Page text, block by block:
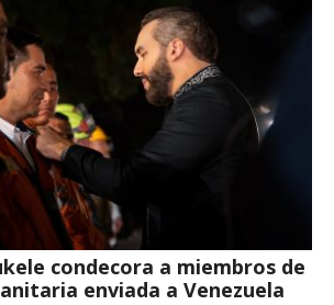
condecora a miembros de
enviada a Venezuela